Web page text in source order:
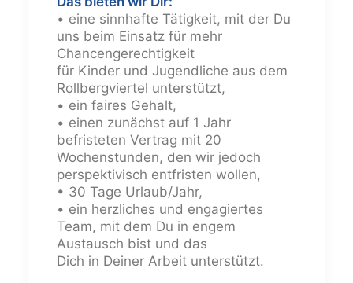
• eine sinnhafte Tätigkeit, mit der Du
uns beim Einsatz für mehr
Chancengerechtigkeit
für Kinder und Jugendliche aus dem
Rollbergviertel unterstützt,
• ein faires Gehalt,
• einen zunächst auf 1 Jahr
befristeten Vertrag mit 20
Wochenstunden, den wir jedoch
perspektivisch entfristen wollen,
• 30 Tage Urlaub/Jahr,
• ein herzliches und engagiertes
Team, mit dem Du in engem
Austausch bist und das
Dich in Deiner Arbeit unterstützt.